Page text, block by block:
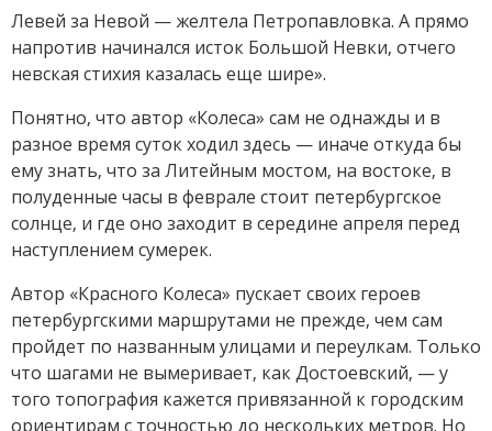
Левей за Невой — желтела Петропавловка. А прямо
напротив начинался исток Большой Невки, отчего
невская стихия казалась еще шире».
Понятно, что автор «Колеса» сам не однажды и в
разное время суток ходил здесь — иначе откуда бы
ему знать, что за Литейным мостом, на востоке, в
полуденные часы в феврале стоит петербургское
солнце, и где оно заходит в середине апреля перед
наступлением сумерек.
Автор «Красного Колеса» пускает своих героев
петербургскими маршрутами не прежде, чем сам
пройдет по названным улицами и переулкам. Только
что шагами не вымеривает, как Достоевский, — у
того топография кажется привязанной к городским
ориентирам с точностью до нескольких метров. Но